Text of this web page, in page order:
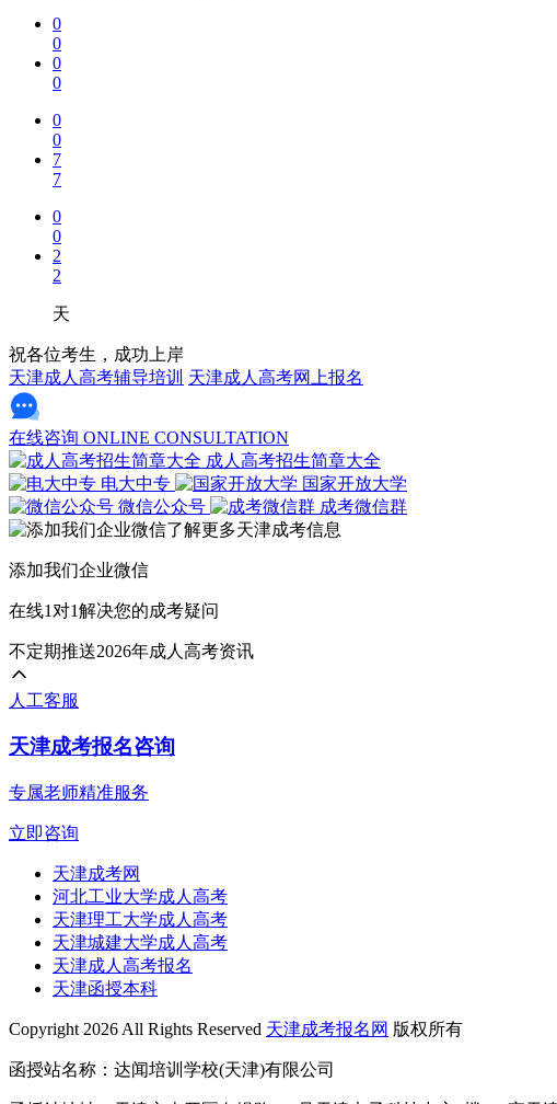
0
0
0
0
0
0
7
7
0
0
2
2
天
祝各位考生，成功上岸
天津成人高考辅导培训 天津成人高考网上报名
在线咨询 ONLINE CONSULTATION
成人高考招生简章大全
电大中专
国家开放大学
微信公众号
成考微信群
添加我们企业微信
在线1对1解决您的成考疑问
不定期推送2026年成人高考资讯
人工客服
天津成考报名咨询
专属老师精准服务
立即咨询
天津成考网
河北工业大学成人高考
天津理工大学成人高考
天津城建大学成人高考
天津成人高考报名
天津函授本科
Copyright 2026 All Rights Reserved 天津成考报名网 版权所有
函授站名称：达闻培训学校(天津)有限公司